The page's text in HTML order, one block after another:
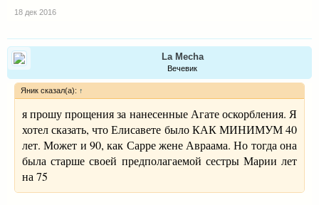
18 дек 2016
La Mecha
Вечевик
Яник сказал(а): ↑
я прошу прощения за нанесенные Агате оскорбления. Я
хотел сказать, что Елисавете было КАК МИНИМУМ 40
лет. Может и 90, как Сарре жене Авраама. Но тогда она
была старше своей предполагаемой сестры Марии лет
на 75